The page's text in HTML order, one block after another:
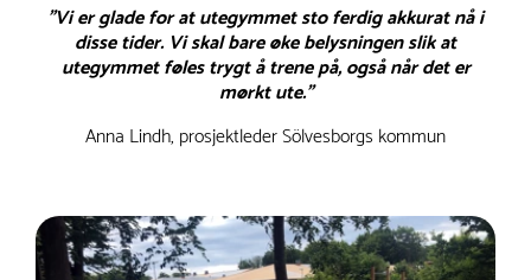
"Vi er glade for at utegymmet sto ferdig akkurat nå i
disse tider. Vi skal bare øke belysningen slik at
utegymmet føles trygt å trene på, også når det er
mørkt ute."
Anna Lindh, prosjektleder Sölvesborgs kommun